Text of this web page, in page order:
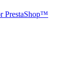
PrestaShop™